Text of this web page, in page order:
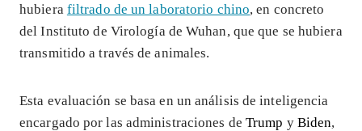
hubiera filtrado de un laboratorio chino, en concreto
del Instituto de Virología de Wuhan, que que se hubiera
transmitido a través de animales.
Esta evaluación se basa en un análisis de inteligencia
encargado por las administraciones de Trump y Biden,